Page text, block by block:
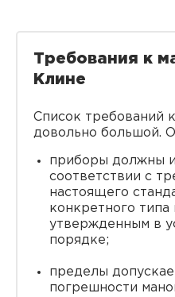
Требования к
Клине
Список требований
довольно большой.
приборы должны
соответствии с
настоящего
конкретного
утвержденным в
порядке;
пределы
погрешности